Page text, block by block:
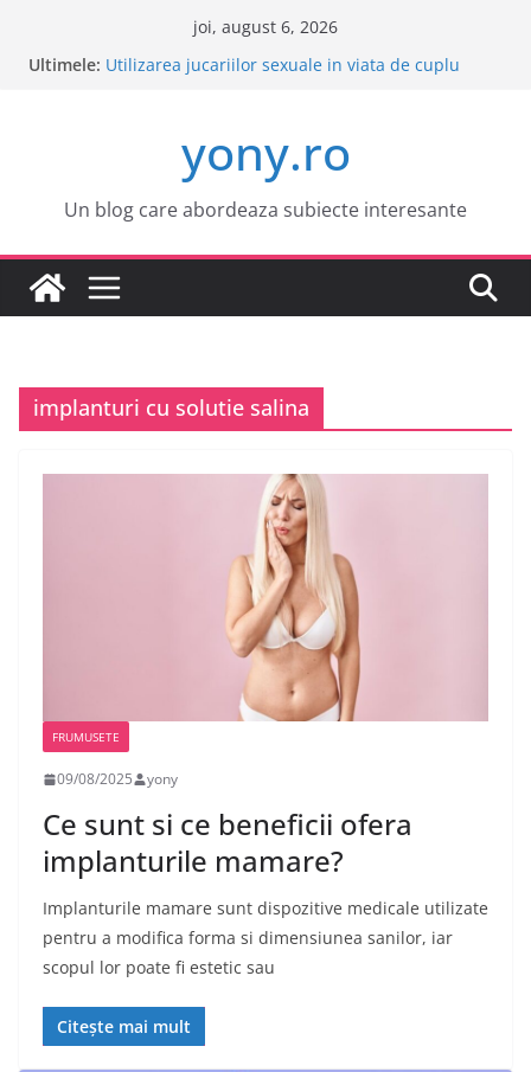
joi, august 6, 2026
Ultimele: Este o idee buna sa cumpar o masina electrica?
Tot ce trebuie sa stii despre bolile copilariei
Tot ce trebuie sa stii despre epilarea definitiva
yony.ro
Un blog care abordeaza subiecte interesante
implanturi cu solutie salina
FRUMUSETE
09/08/2025 yony
Ce sunt si ce beneficii ofera
implanturile mamare?
Implanturile mamare sunt dispozitive medicale utilizate
pentru a modifica forma si dimensiunea sanilor, iar
scopul lor poate fi estetic sau
Citește mai mult